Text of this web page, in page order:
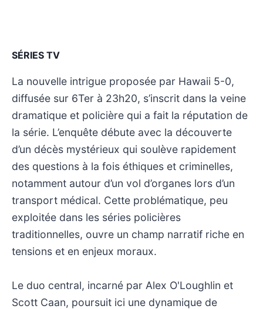
SÉRIES TV
La nouvelle intrigue proposée par Hawaii 5-0,
diffusée sur 6Ter à 23h20, s’inscrit dans la veine
dramatique et policière qui a fait la réputation de
la série. L’enquête débute avec la découverte
d’un décès mystérieux qui soulève rapidement
des questions à la fois éthiques et criminelles,
notamment autour d’un vol d’organes lors d’un
transport médical. Cette problématique, peu
exploitée dans les séries policières
traditionnelles, ouvre un champ narratif riche en
tensions et en enjeux moraux.
Le duo central, incarné par Alex O'Loughlin et
Scott Caan, poursuit ici une dynamique de